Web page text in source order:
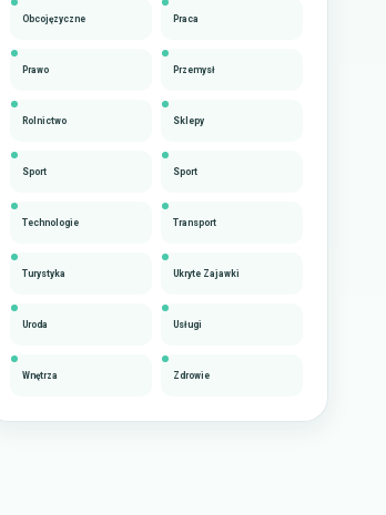
Obcojęzyczne Praca
Prawo Przemysł
Rolnictwo Sklepy
Sport Sport
Technologie Transport
Turystyka Ukryte Zajawki
Uroda Usługi
Wnętrza Zdrowie